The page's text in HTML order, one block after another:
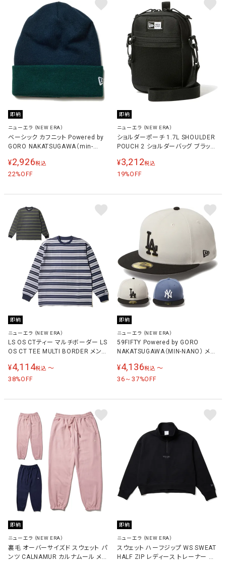
即納
ニューエラ（NEW ERA）
ベーシック カフニット Powered by
GORO NAKATSUGAWA（min-
ズ レディース ニット帽 ネイビー/ブ
リティッシュグリーン 14346925
¥2,926税込
22%OFF
即納
ニューエラ（NEW ERA）
ショルダーポーチ 1.7L SHOULDER
POUCH 2 ショルダーバッグ ブラック
¥3,212税込
19%OFF
即納
ニューエラ（NEW ERA）
LS OS CTティー マルチボーダー LS
OS CT TEE MULTI BORDER メンズ
¥4,114税込 〜
38%OFF
即納
ニューエラ（NEW ERA）
59FIFTY Powered by GORO
NAKATSUGAWA（MIN-NANO） メン
¥4,136税込 〜
36～37%OFF
即納
ニューエラ（NEW ERA）
裏毛 オーバーサイズド スウェット パ
ンツ CALNAMUR カルナムール メン
即納
ニューエラ（NEW ERA）
スウェット ハーフジップ WS SWEAT
HALF ZIP レディース トレーナー ブ